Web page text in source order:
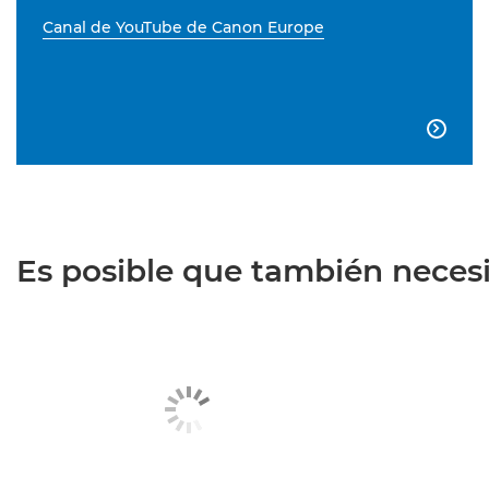
Canal de YouTube de Canon Europe

Es posible que también